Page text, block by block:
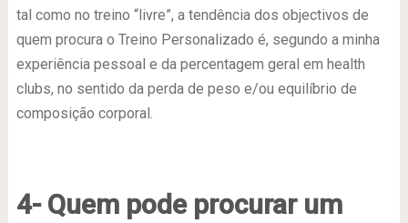
tal como no treino “livre”, a tendência dos objectivos de
quem procura o Treino Personalizado é, segundo a minha
experiência pessoal e da percentagem geral em health
clubs, no sentido da perda de peso e/ou equilíbrio de
composição corporal.
4- Quem pode procurar um